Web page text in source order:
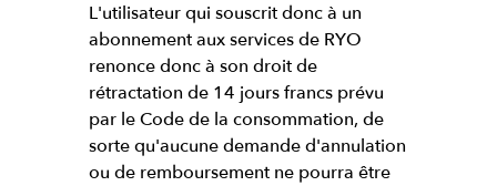
L'utilisateur qui souscrit donc à un
abonnement aux services de RYO
renonce donc à son droit de
rétractation de 14 jours francs prévu
par le Code de la consommation, de
sorte qu'aucune demande d'annulation
ou de remboursement ne pourra être